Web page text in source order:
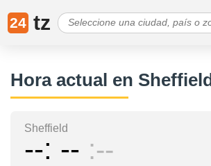
24 tz
Hora actual en Sheffield
Sheffield
-- -- --